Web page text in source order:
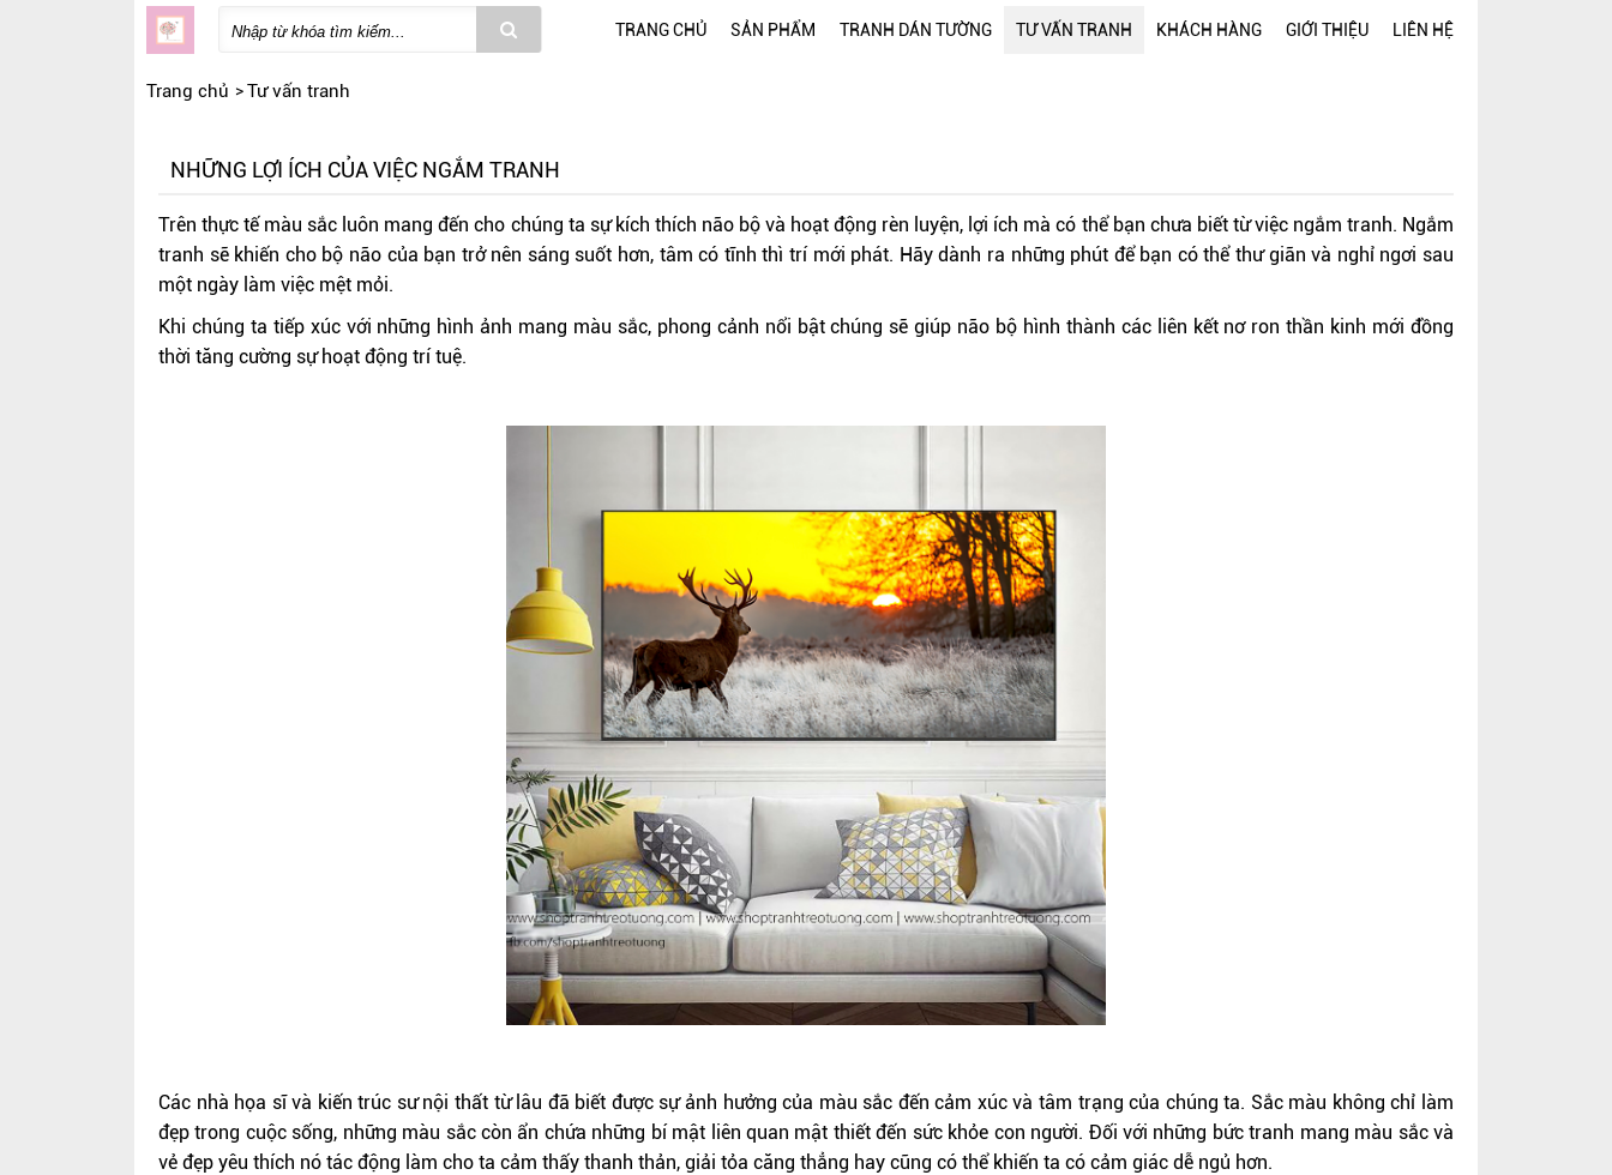
TRANG CHỦ SẢN PHẨM TRANH DÁN TƯỜNG TƯ VẤN TRANH KHÁCH HÀNG GIỚI THIỆU LIÊN HỆ
Trang chủ Tư vấn tranh
NHỮNG LỢI ÍCH CỦA VIỆC NGẮM TRANH
Trên thực tế màu sắc luôn mang đến cho chúng ta sự kích thích não bộ và hoạt động rèn luyện, lợi ích mà có thể bạn chưa biết từ việc ngắm tranh. Ngắm
tranh sẽ khiến cho bộ não của bạn trở nên sáng suốt hơn, tâm có tĩnh thì trí mới phát. Hãy dành ra những phút để bạn có thể thư giãn và nghỉ ngơi sau
một ngày làm việc mệt mỏi.
Khi chúng ta tiếp xúc với những hình ảnh mang màu sắc, phong cảnh nổi bật chúng sẽ giúp não bộ hình thành các liên kết nơ ron thần kinh mới đồng
thời tăng cường sự hoạt động trí tuệ.
Các nhà họa sĩ và kiến trúc sư nội thất từ lâu đã biết được sự ảnh hưởng của màu sắc đến cảm xúc và tâm trạng của chúng ta. Sắc màu không chỉ làm
đẹp trong cuộc sống, những màu sắc còn ẩn chứa những bí mật liên quan mật thiết đến sức khỏe con người. Đối với những bức tranh mang màu sắc và
vẻ đẹp yêu thích nó tác động làm cho ta cảm thấy thanh thản, giải tỏa căng thẳng hay cũng có thể khiến ta có cảm giác dễ ngủ hơn.